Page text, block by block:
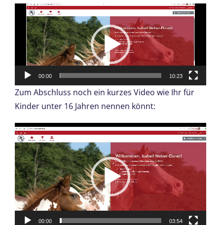
Video-
Player
00:00 10:23
Zum Abschluss noch ein kurzes Video wie Ihr für
Kinder unter 16 Jahren nennen könnt:
Video-
Player
00:00 03:54